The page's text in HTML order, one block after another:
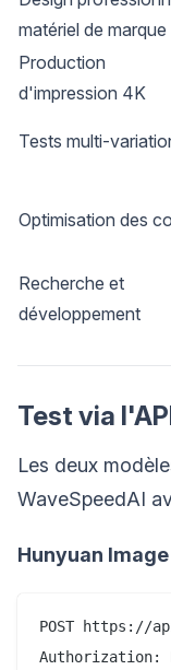
matériel de marque
Production
d'impression 4K
Tests multi-
Optimisation des
Recherche et
développement
Test via
Les deux
WaveSpeedAI
Hunyuan Image
POST https://
Authorization: